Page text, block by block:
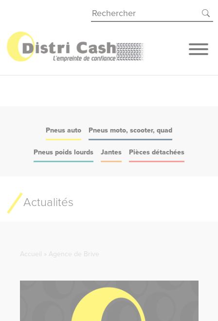
Pneus auto Pneus moto, scooter, quad
Pneus poids lourds Jantes Pièces détachées
Actualités
Accueil Agence de Brive